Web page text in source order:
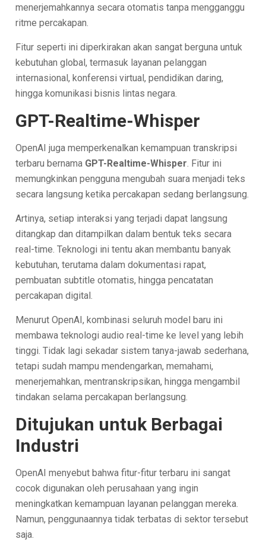
menerjemahkannya secara otomatis tanpa mengganggu
ritme percakapan.
Fitur seperti ini diperkirakan akan sangat berguna untuk
kebutuhan global, termasuk layanan pelanggan
internasional, konferensi virtual, pendidikan daring,
hingga komunikasi bisnis lintas negara.
GPT-Realtime-Whisper
OpenAI juga memperkenalkan kemampuan transkripsi
terbaru bernama GPT-Realtime-Whisper . Fitur ini
memungkinkan pengguna mengubah suara menjadi teks
secara langsung ketika percakapan sedang berlangsung.
Artinya, setiap interaksi yang terjadi dapat langsung
ditangkap dan ditampilkan dalam bentuk teks secara
real-time. Teknologi ini tentu akan membantu banyak
kebutuhan, terutama dalam dokumentasi rapat,
pembuatan subtitle otomatis, hingga pencatatan
percakapan digital.
Menurut OpenAI, kombinasi seluruh model baru ini
membawa teknologi audio real-time ke level yang lebih
tinggi. Tidak lagi sekadar sistem tanya-jawab sederhana,
tetapi sudah mampu mendengarkan, memahami,
menerjemahkan, mentranskripsikan, hingga mengambil
tindakan selama percakapan berlangsung.
Ditujukan untuk Berbagai
Industri
OpenAI menyebut bahwa fitur-fitur terbaru ini sangat
cocok digunakan oleh perusahaan yang ingin
meningkatkan kemampuan layanan pelanggan mereka.
Namun, penggunaannya tidak terbatas di sektor tersebut
saja.